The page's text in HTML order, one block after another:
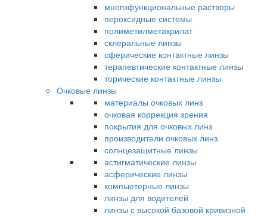
многофункциональные растворы
пероксидные системы
полиметилметакрилат
склеральные линзы
сферические контактные линзы
терапевтические контактные линзы
торические контактные линзы
Очковые линзы
материалы очковых линз
очковая коррекция зрения
покрытия для очковых линз
производители очковых линз
солнцезащитные линзы
астигматические линзы
асферические линзы
компьютерные линзы
линзы для водителей
линзы с высокой базовой кривизной